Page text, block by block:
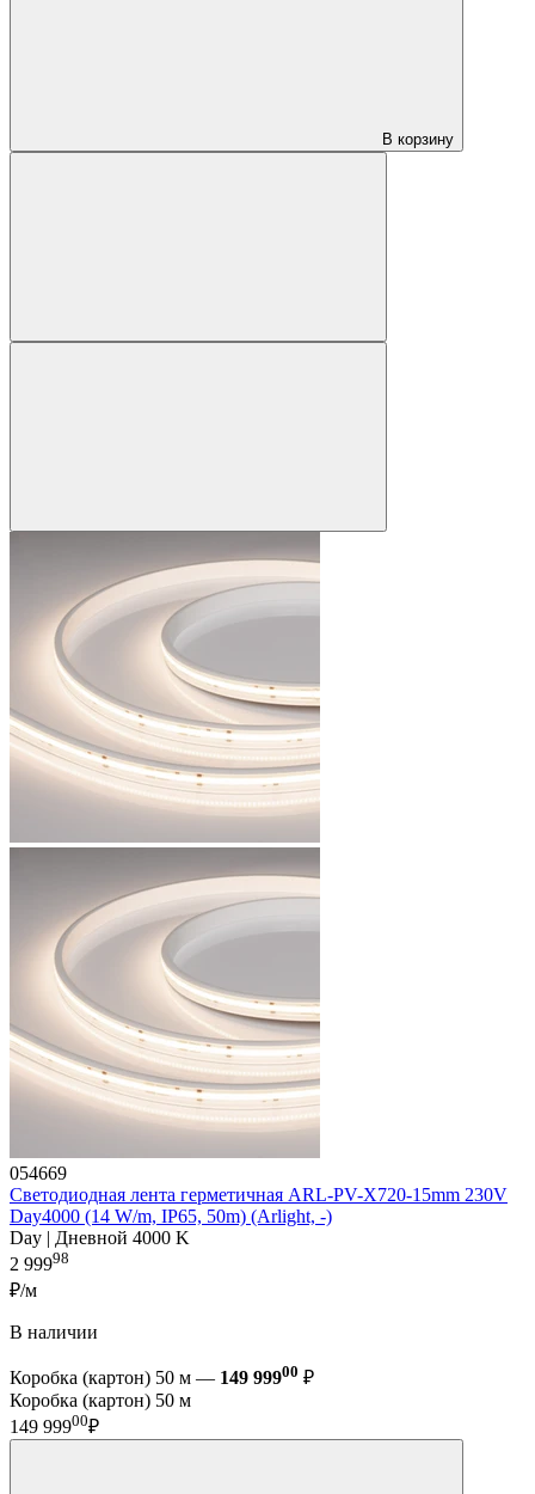
В корзину
054669
Светодиодная лента герметичная ARL-PV-X720-15mm 230V
Day4000 (14 W/m, IP65, 50m) (Arlight, -)
Day | Дневной 4000 K
2 99998
₽/м
В наличии
Коробка (картон) 50 м — 149 99900 ₽
Коробка (картон) 50 м
149 99900₽